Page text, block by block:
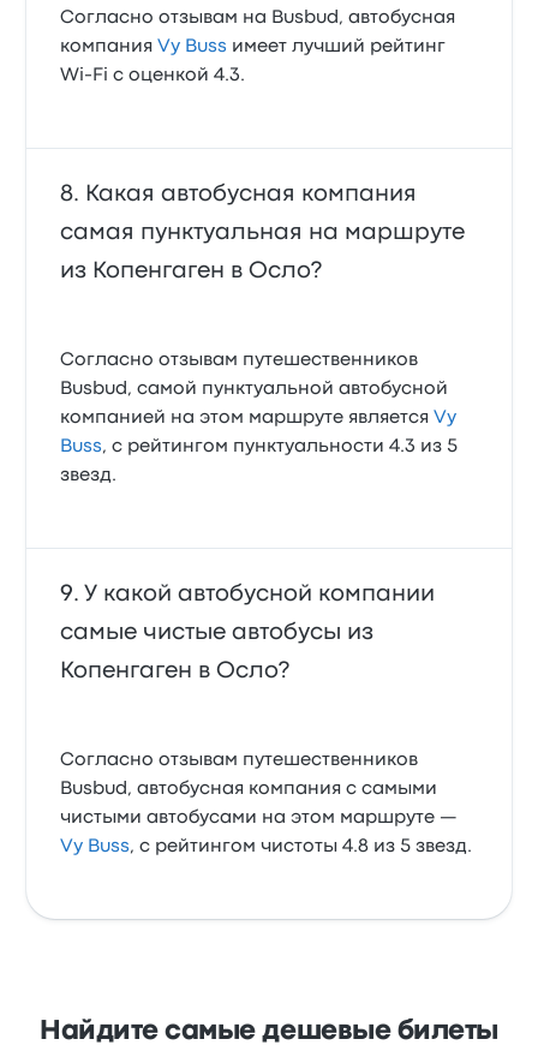
Согласно отзывам на Busbud, автобусная
компанияVy Buss имеет лучший рейтинг
Wi‑Fi с оценкой 4.3.
Какая автобусная компания
самая пунктуальная на маршруте
из Копенгаген в Осло?
Согласно отзывам путешественников
Busbud, самой пунктуальной автобусной
компанией на этом маршруте являетсяVy
Buss, с рейтингом пунктуальности 4.3 из 5
звезд.
У какой автобусной компании
самые чистые автобусы из
Копенгаген в Осло?
Согласно отзывам путешественников
Busbud, автобусная компания с самыми
чистыми автобусами на этом маршруте —
Vy Buss, с рейтингом чистоты 4.8 из 5 звезд.
Найдите самые дешевые билеты